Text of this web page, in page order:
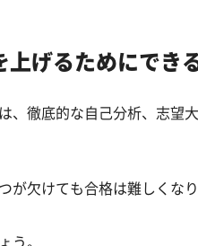
げるためにでき
、徹底的な自己分析、志望
欠けても合格は難しくなり
う。